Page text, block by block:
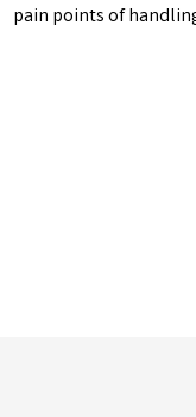
pain points of